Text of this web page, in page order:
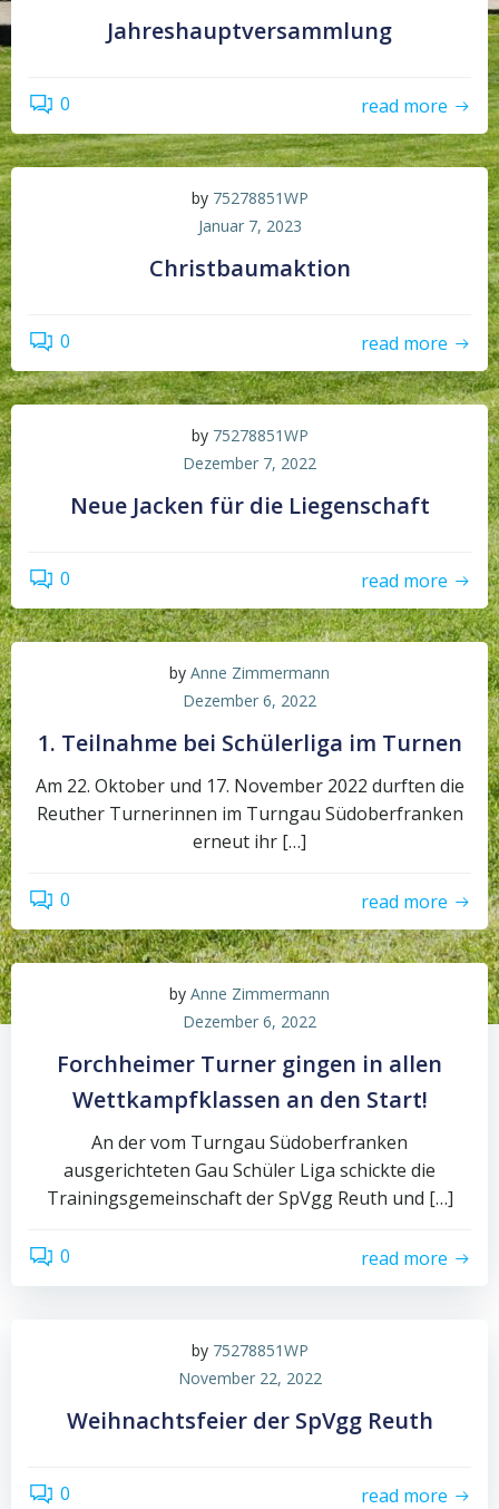
Jahreshauptversammlung
0 read more
by 75278851WP
Januar 7, 2023
Christbaumaktion
0 read more
by 75278851WP
Dezember 7, 2022
Neue Jacken für die Liegenschaft
0 read more
by Anne Zimmermann
Dezember 6, 2022
1. Teilnahme bei Schülerliga im Turnen
Am 22. Oktober und 17. November 2022 durften die
Reuther Turnerinnen im Turngau Südoberfranken
erneut ihr […]
0 read more
by Anne Zimmermann
Dezember 6, 2022
Forchheimer Turner gingen in allen
Wettkampfklassen an den Start!
An der vom Turngau Südoberfranken
ausgerichteten Gau Schüler Liga schickte die
Trainingsgemeinschaft der SpVgg Reuth und […]
0 read more
by 75278851WP
November 22, 2022
Weihnachtsfeier der SpVgg Reuth
0 read more